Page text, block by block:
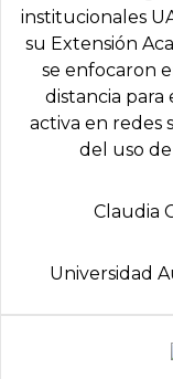
institucionales
su Extensión
se enfocaron
distancia para
activa en redes
del uso
Claudia
Universidad